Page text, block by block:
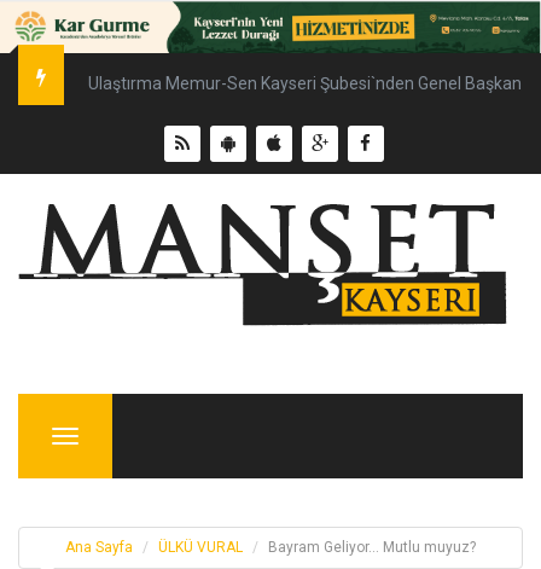
Talas`ta gönül buluşmalarıyla 9 bin 500 vatandaşa ulaşıldı
Menu
Ana Sayfa ÜLKÜ VURAL Bayram Geliyor… Mutlu muyuz?